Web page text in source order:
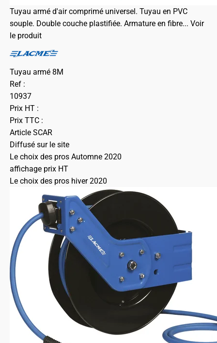
Tuyau armé d'air comprimé universel. Tuyau en PVC
souple. Double couche plastifiée. Armature en fibre... Voir
le produit
Tuyau armé 8M
Ref :
10937
Prix HT :
Prix TTC :
Article SCAR
Diffusé sur le site
Le choix des pros Automne 2020
affichage prix HT
Le choix des pros hiver 2020